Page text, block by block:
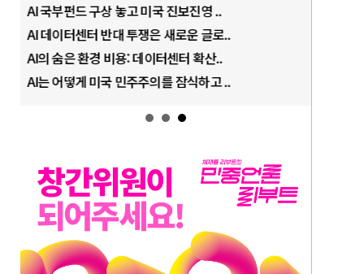
EU·우크라이나 드론 협력 직후, 러시아..
나토, 우크라 군사지원 2027년까지 공..
우크라이나, 덴마크, 에스토니아, 네덜란..
러·우크라, 대규모 공습 주고받아…민간 ..